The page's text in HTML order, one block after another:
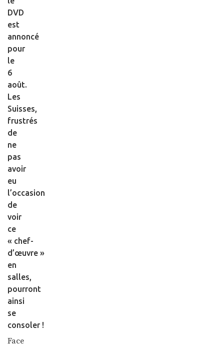
DVD
est
annoncé
pour
le
6
août.
Les
Suisses,
frustrés
de
ne
pas
avoir
eu
l’occasion
de
voir
ce
« chef-
d’œuvre »
en
salles,
pourront
ainsi
se
consoler !
Face